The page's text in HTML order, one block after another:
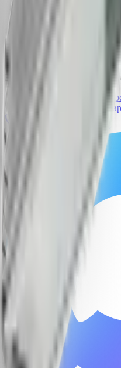
Доставка по всей
© 2015-2026 ПК-СПЕКТР.
ООО «Производственная
3528233344 | ОГРН
Политика